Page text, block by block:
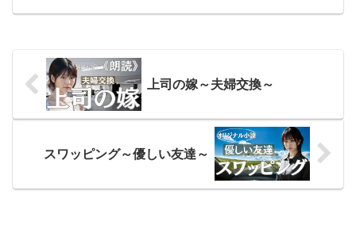
上司の嫁～夫婦交換～
スワッピング～優しい友達～